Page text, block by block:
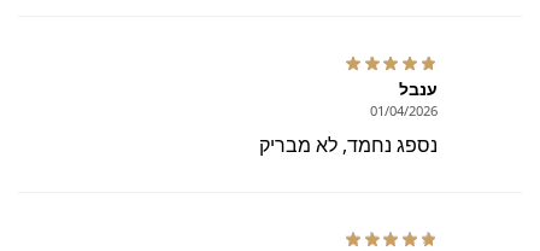
ענבל
01/04/2026
נספג נחמד, לא מבריק